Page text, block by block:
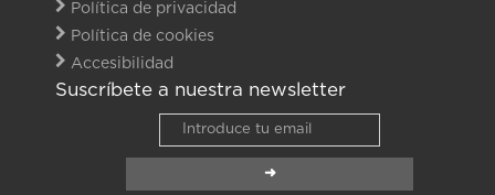
Política de privacidad
Política de cookies
Accesibilidad
Suscríbete a nuestra newsletter